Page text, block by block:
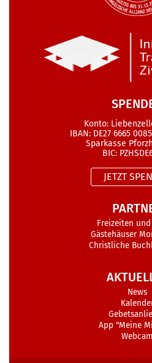
Konto:
IBAN: DE27 6665
Sparkasse
BIC:
JETZT
Freizeiten und
Gästehäuser
Christliche
News
App "Meine
Webcam